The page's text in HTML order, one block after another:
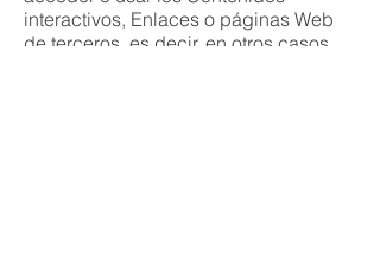
interactivos, Enlaces o páginas Web
de terceros, es decir, en otros casos